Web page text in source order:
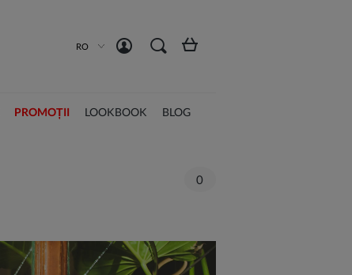
RO
PROMOȚII LOOKBOOK BLOG
0